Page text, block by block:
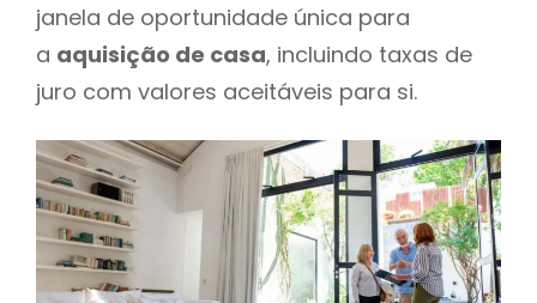
janela de oportunidade única para
a aquisição de casa, incluindo taxas de
juro com valores aceitáveis para si.